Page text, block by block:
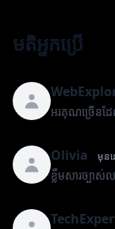
មតិអ្នកប្រើ
អរគុណច្រើនដ
Olivia មុនន
ខ្លឹមសារច្ប